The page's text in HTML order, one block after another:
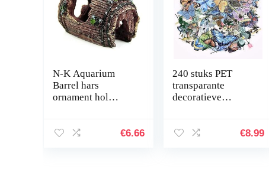
N-K Aquarium
Barrel hars
ornament hol
e bruin stabiele
€6.66
240 stuks PET
transparante
decoratieve
stickers set voor€8.99